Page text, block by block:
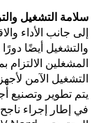
سلامة التشغيل
إلى جانب الأداء
والتشغيل أيضًا
المشغلين الالتزام
التشغيل الآمن
في إطار إجراء ناجح